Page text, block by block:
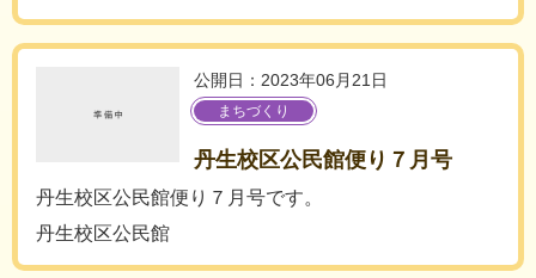
公開日：2023年06月21日
まちづくり
丹生校区公民館便り７月号
丹生校区公民館便り７月号です。
丹生校区公民館